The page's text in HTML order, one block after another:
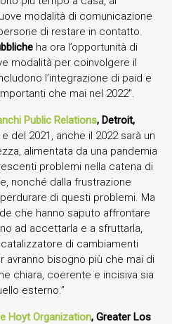
modalità di comunicazione
di restare in contatto.
ha ora l’opportunità di
modalità per coinvolgere il
l’integrazione di paid e
che mai nel 2022″.
Public Relations, Detroit,
e del 2021, anche il 2022 sarà un
alimentata da una pandemia
problemi nella catena di
nonché dalla frustrazione
di questi problemi. Ma
che hanno saputo affrontare
ad accettarla e a sfruttarla,
di cambiamenti
avranno bisogno più che mai di
chiara, coerente e incisiva sia
esterno.”
Hoyt Organization, Greater Los